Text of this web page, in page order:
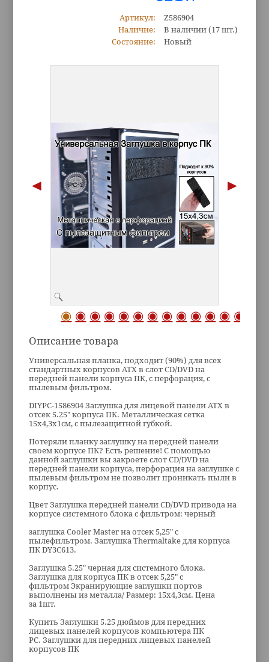
Артикул:
Z586904
Наличие:
В наличии (17 шт.)
Состояние:
Новый
Описание товара
Универсальная планка, подходит (90%) для всех
стандартных корпусов ATX в слот CD/DVD на
передней панели корпуса ПК, с перфорация, с
пылевым фильтром.
DIYPC-1586904 Заглушка для лицевой панели ATX в
отсек 5.25" корпуса ПК. Металлическая сетка
15х4,3х1см, с пылезащитной губкой.
Потеряли планку заглушку на передней панели
своем корпусе ПК? Есть решение! С помощью
данной заглушки вы закроете слот CD/DVD на
передней панели корпуса, перфорация на заглушке с
пылевым фильтром не позволит проникать пыли в
корпус.
Цвет Заглушка передней панели CD/DVD привода на
корпусе системного блока с фильтром: черный
заглушка Cooler Master на отсек 5,25" с
пылефильтром. Заглушка Thermaltake для корпуса
ПК DY3C613.
Заглушка 5.25" черная для системного блока.
Заглушка для корпуса ПК в отсек 5,25" с
фильтром Экранирующие заглушки портов
выполнены из металла/ Размер: 15x4,3см. Цена
за 1шт.
Купить Заглушки 5.25 дюймов для передних
лицевых панелей корпусов компьютера ПК
PC. Заглушки для передних лицевых панелей
корпусов ПК